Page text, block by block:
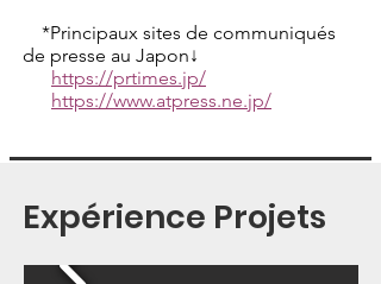
*Principaux sites de communiqués
de presse au Japon↓
https://prtimes.jp/
https://www.atpress.ne.jp/
Expérience Projets